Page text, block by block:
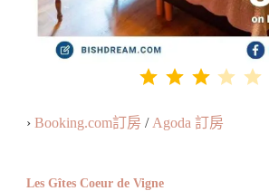
› Booking.com訂房 / Agoda 訂房
Les Gîtes Coeur de Vigne